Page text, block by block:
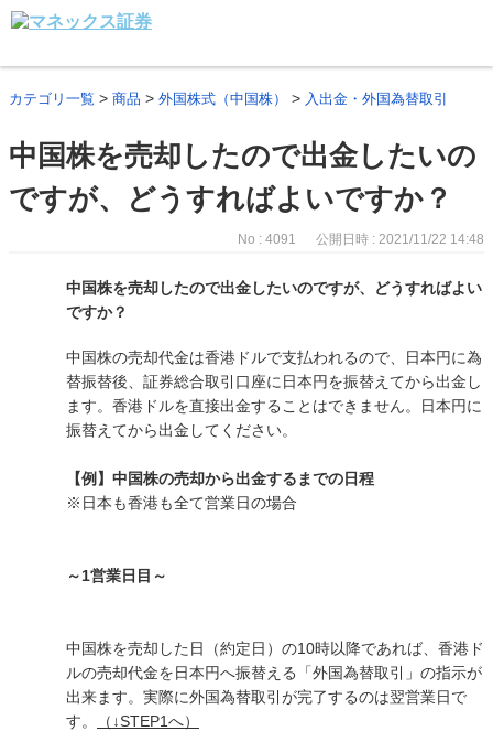
カテゴリ一覧 > 商品 > 外国株式（中国株） > 入出金・外国為替取引
中国株を売却したので出金したいの
ですが、どうすればよいですか？
No : 4091 公開日時 : 2021/11/22 14:48
中国株を売却したので出金したいのですが、どうすればよい
ですか？
中国株の売却代金は香港ドルで支払われるので、日本円に為
替振替後、証券総合取引口座に日本円を振替えてから出金し
ます。香港ドルを直接出金することはできません。日本円に
振替えてから出金してください。
【例】中国株の売却から出金するまでの日程
※日本も香港も全て営業日の場合
～1営業日目～
中国株を売却した日（約定日）の10時以降であれば、香港ド
ルの売却代金を日本円へ振替える「外国為替取引」の指示が
出来ます。実際に外国為替取引が完了するのは翌営業日で
す。
（↓STEP1へ）